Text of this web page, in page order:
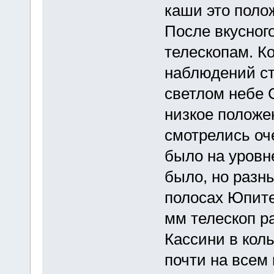
каши это
После
телескопам.
наблюдений
светлом небе
низкое
смотрелись
было на
было, но
полосах
мм телескоп
Кассини в
почти на